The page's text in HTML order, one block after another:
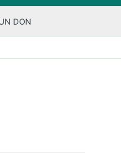
DON